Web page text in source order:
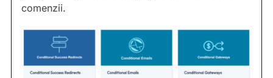
comenzii.